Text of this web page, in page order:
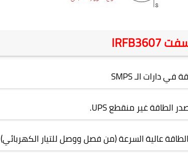
IRFB3607
في دارات الـSMPS
الطاقة غير منقطعUPS
.
عالية السرعة (من فصل ووصل للتيار الكهربائي)